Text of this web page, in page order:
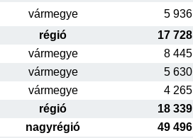
vármegye 5 936
régió 17 728
vármegye 8 445
vármegye 5 630
vármegye 4 265
régió 18 339
nagyrégió 49 496